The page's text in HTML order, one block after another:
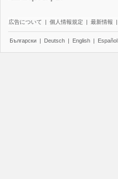
広告について | 個人情報規定 | 最新情報 |
Български | Deutsch | English | Español